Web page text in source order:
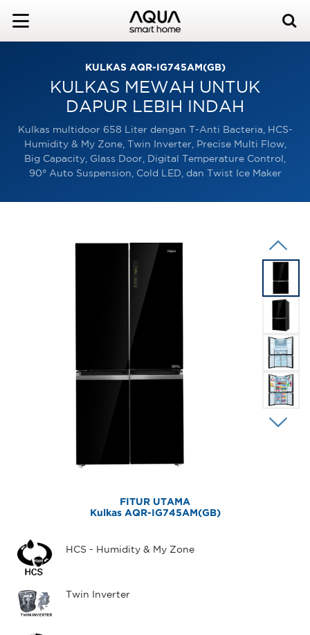
KULKAS AQR-IG745AM(GB)
KULKAS MEWAH UNTUK
DAPUR LEBIH INDAH
Kulkas multidoor 658 Liter dengan T-Anti Bacteria, HCS-
Humidity & My Zone, Twin Inverter, Precise Multi Flow,
Big Capacity, Glass Door, Digital Temperature Control,
90° Auto Suspension, Cold LED, dan Twist Ice Maker
FITUR UTAMA
Kulkas AQR-IG745AM(GB)
HCS - Humidity & My Zone
Twin Inverter